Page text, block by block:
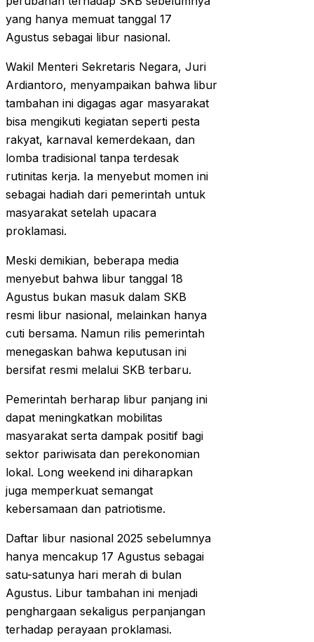
yang hanya memuat tanggal 17
Agustus sebagai libur nasional.
Wakil Menteri Sekretaris Negara, Juri
Ardiantoro, menyampaikan bahwa libur
tambahan ini digagas agar masyarakat
bisa mengikuti kegiatan seperti pesta
rakyat, karnaval kemerdekaan, dan
lomba tradisional tanpa terdesak
rutinitas kerja. Ia menyebut momen ini
sebagai hadiah dari pemerintah untuk
masyarakat setelah upacara
proklamasi.
Meski demikian, beberapa media
menyebut bahwa libur tanggal 18
Agustus bukan masuk dalam SKB
resmi libur nasional, melainkan hanya
cuti bersama. Namun rilis pemerintah
menegaskan bahwa keputusan ini
bersifat resmi melalui SKB terbaru.
Pemerintah berharap libur panjang ini
dapat meningkatkan mobilitas
masyarakat serta dampak positif bagi
sektor pariwisata dan perekonomian
lokal. Long weekend ini diharapkan
juga memperkuat semangat
kebersamaan dan patriotisme.
Daftar libur nasional 2025 sebelumnya
hanya mencakup 17 Agustus sebagai
satu-satunya hari merah di bulan
Agustus. Libur tambahan ini menjadi
penghargaan sekaligus perpanjangan
terhadap perayaan proklamasi.